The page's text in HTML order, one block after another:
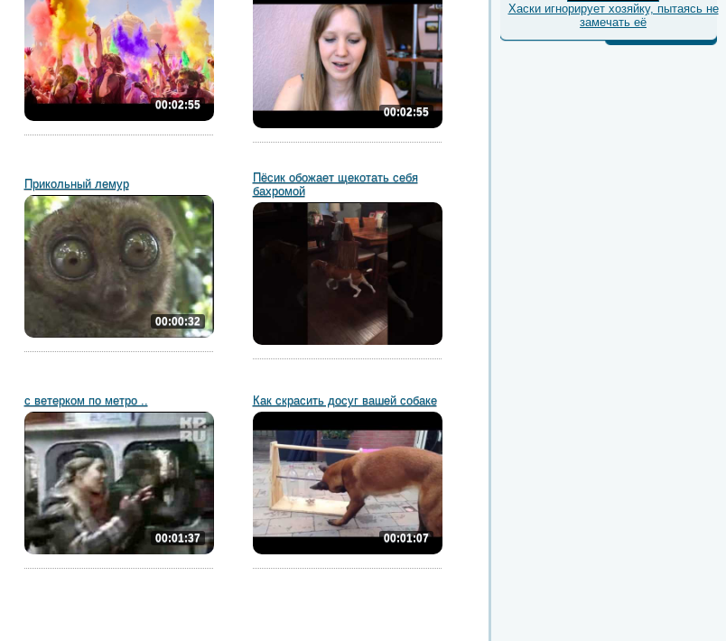
00:02:55
00:02:55
Прикольный лемур
00:00:32
Пёсик обожает щекотать себя
бахромой
с ветерком по метро ..
00:01:37
Как скрасить досуг вашей собаке
00:01:07
Хаски игнорирует хозяйку, пытаясь не
замечать её